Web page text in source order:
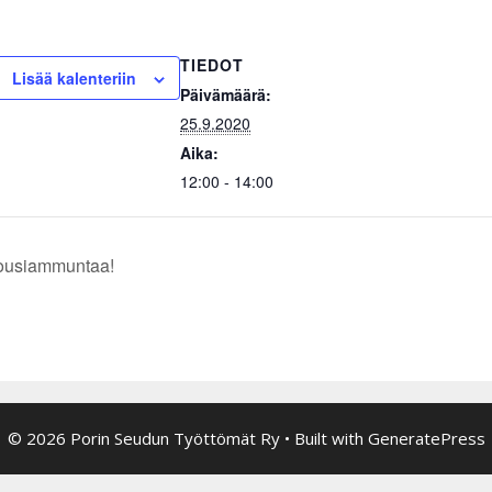
Lisää kalenteriin
TIEDOT
Päivämäärä:
25.9.2020
Aika:
12:00 - 14:00
© 2026 Porin Seudun Työttömät Ry• Built with GeneratePress